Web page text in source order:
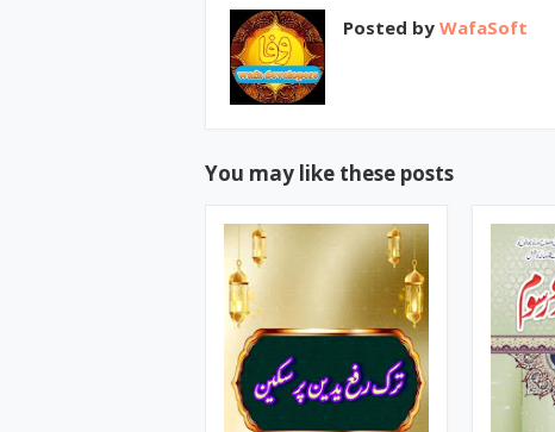
Posted by WafaSoft
You may like these posts